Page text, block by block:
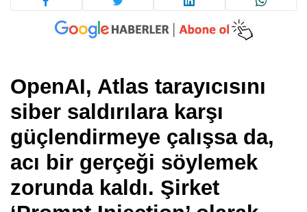
OpenAI, Atlas tarayıcısını
siber saldırılara karşı
güçlendirmeye çalışsa da,
acı bir gerçeği söylemek
zorunda kaldı. Şirket